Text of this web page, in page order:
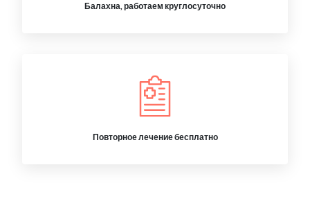
Балахна, работаем круглосуточно
Повторное лечение бесплатно